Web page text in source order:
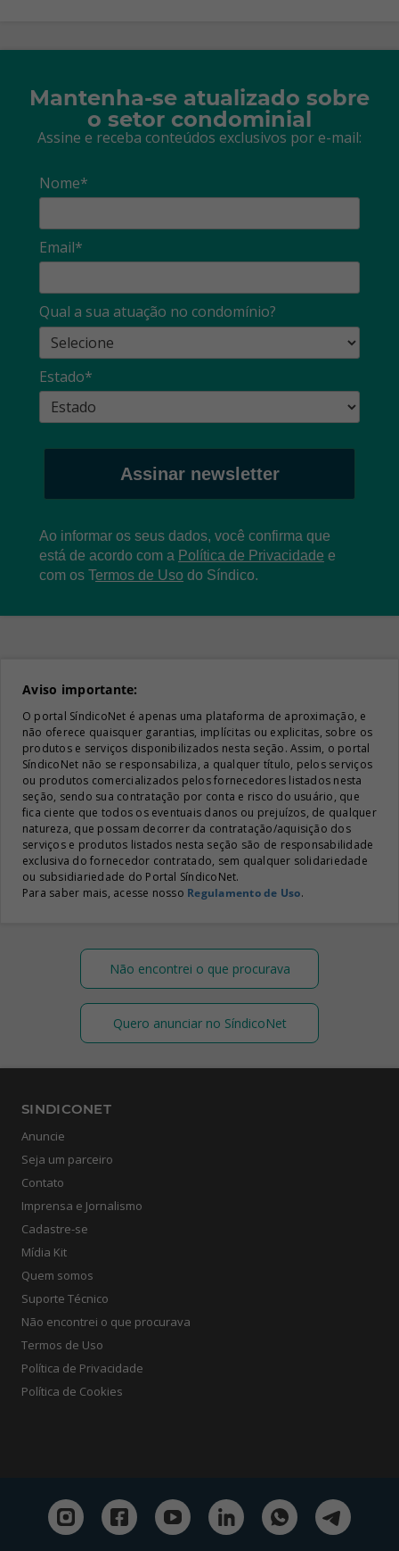
Mantenha-se atualizado sobre
o setor condominial
Assine e receba conteúdos exclusivos por e-mail:
Nome*
Email*
Qual a sua atuação no condomínio?
Estado*
Assinar newsletter
Ao informar os seus dados, você confirma que
está de acordo com a Política de Privacidade e
com os Termos de Uso do Síndico.
Aviso importante:
O portal SíndicoNet é apenas uma plataforma de aproximação, e
não oferece quaisquer garantias, implícitas ou explicitas, sobre os
produtos e serviços disponibilizados nesta seção. Assim, o portal
SíndicoNet não se responsabiliza, a qualquer título, pelos serviços
ou produtos comercializados pelos fornecedores listados nesta
seção, sendo sua contratação por conta e risco do usuário, que
fica ciente que todos os eventuais danos ou prejuízos, de qualquer
natureza, que possam decorrer da contratação/aquisição dos
serviços e produtos listados nesta seção são de responsabilidade
exclusiva do fornecedor contratado, sem qualquer solidariedade
ou subsidiariedade do Portal SíndicoNet.
Para saber mais, acesse nosso Regulamento de Uso.
Não encontrei o que procurava
Quero anunciar no SíndicoNet
SINDICONET
Anuncie
Seja um parceiro
Contato
Imprensa e Jornalismo
Cadastre-se
Mídia Kit
Quem somos
Suporte Técnico
Não encontrei o que procurava
Termos de Uso
Política de Privacidade
Política de Cookies